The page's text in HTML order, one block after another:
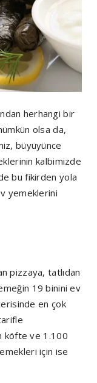
herhangi bir
olsa da,
büyüyünce
kalbimizde
bu fikirden yola
yemeklerini
pizzaya, tatlıdan
19 binini ev
en çok
köfte ve 1.100
için ise